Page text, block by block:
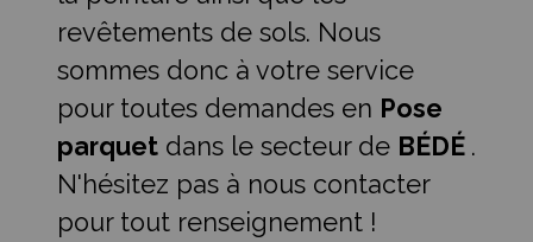
revêtements de sols. Nous
sommes donc à votre service
pour toutes demandes en Pose
parquet dans le secteur de BÉDÉ .
N'hésitez pas à nous contacter
pour tout renseignement !